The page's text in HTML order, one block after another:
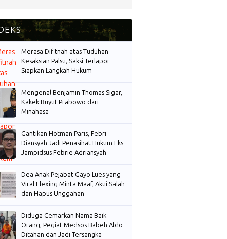
Merasa Difitnah atas Tuduhan
Kesaksian Palsu, Saksi Terlapor
Siapkan Langkah Hukum
Mengenal Benjamin Thomas Sigar,
Kakek Buyut Prabowo dari
Minahasa
Gantikan Hotman Paris, Febri
Diansyah Jadi Penasihat Hukum Eks
Jampidsus Febrie Adriansyah
Dea Anak Pejabat Gayo Lues yang
Viral Flexing Minta Maaf, Akui Salah
dan Hapus Unggahan
Diduga Cemarkan Nama Baik
Orang, Pegiat Medsos Babeh Aldo
Ditahan dan Jadi Tersangka